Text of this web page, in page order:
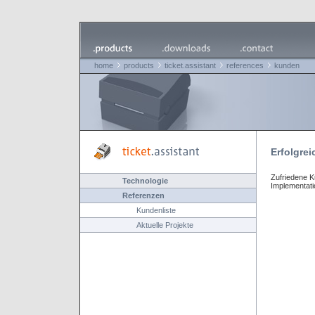
home products ticket.assistant references kunden
Technologie
Referenzen
Kundenliste
Aktuelle Projekte
Zufriedene